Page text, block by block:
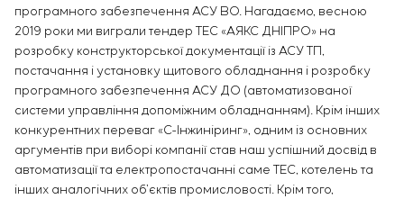
програмного забезпечення АСУ ВО. Нагадаємо, весною
2019 роки ми виграли тендер ТЕС «АЯКС ДНІПРО» на
розробку конструкторської документації із АСУ ТП,
постачання і установку щитового обладнання і розробку
програмного забезпечення АСУ ДО (автоматизованої
системи управління допоміжним обладнанням). Крім інших
конкурентних переваг «С-Інжиніринг», одним із основних
аргументів при виборі компанії став наш успішний досвід в
автоматизації та електропостачанні саме ТЕС, котелень та
інших аналогічних об’єктів промисловості. Крім того,